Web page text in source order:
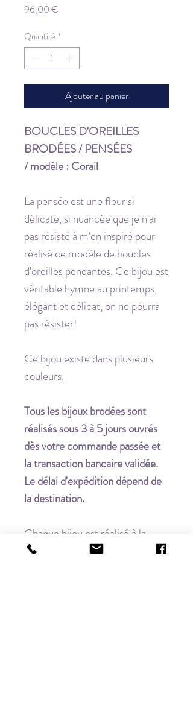
96,00 €
Quantité *
Ajouter au panier
BOUCLES D'OREILLES
BRODÉES / PENSÉES
/ modèle : Corail
La pensée est une fleur si
délicate, si nuancée que je n'ai
pas résisté à m'en inspiré pour
réalisé ce modèle de boucles
d'oreilles pendantes. Ce bijou est
véritable hymne au printemps,
élégant et délicat, on ne pourra
pas résister!
Ce bijou existe dans plusieurs
couleurs.
Tous les bijoux brodées sont
réalisés sous 3 à 5 jours ouvrés
dès votre commande passée et
la transaction bancaire validée.
Le délai d'expédition dépend de
la destination.
Chaque bijou est réalisé à la
main, de la broderie jusqu'aux